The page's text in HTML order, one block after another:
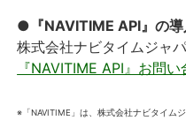
●『NAVITIME API』の
株式会社ナビタイムジ
『NAVITIME API』お問
※「NAVITIME」は、株式会社ナビタイム